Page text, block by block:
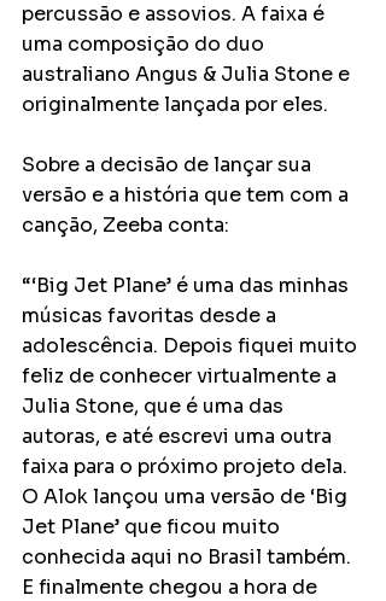
percussão e assovios. A faixa é
uma composição do duo
australiano Angus & Julia Stone e
originalmente lançada por eles.
Sobre a decisão de lançar sua
versão e a história que tem com a
canção, Zeeba conta:
“‘Big Jet Plane’ é uma das minhas
músicas favoritas desde a
adolescência. Depois fiquei muito
feliz de conhecer virtualmente a
Julia Stone, que é uma das
autoras, e até escrevi uma outra
faixa para o próximo projeto dela.
O Alok lançou uma versão de ‘Big
Jet Plane’ que ficou muito
conhecida aqui no Brasil também.
E finalmente chegou a hora de